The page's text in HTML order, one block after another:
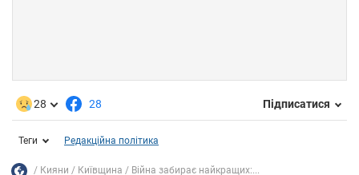
28 28 Підписатися
Теги Редакційна політика
Кияни Київщина Війна забирає найкращих:...